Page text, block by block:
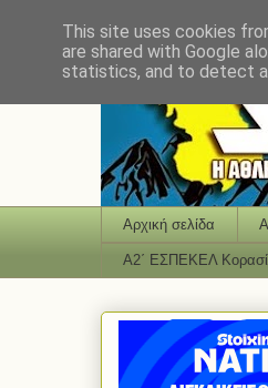
Αρχική σελίδα
Α2΄ ΕΣΠΕΚΕΛ
This site uses cookies
are shared with Google
statistics, and to detect